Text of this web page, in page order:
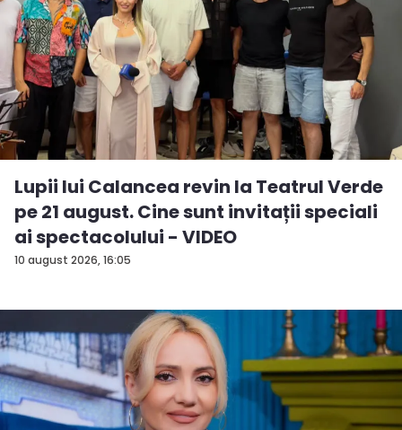
10 august 2026, 16:05
Lupii lui Calancea revin la Teatrul Verde
pe 21 august. Cine sunt invitații speciali
ai spectacolului - VIDEO